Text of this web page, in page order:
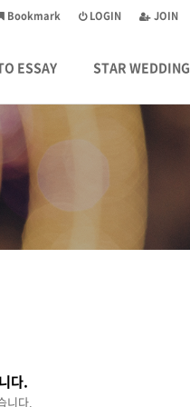
JOIN
LOGIN
Bookmark
ESSAY STAR WEDDING
다.
니다.